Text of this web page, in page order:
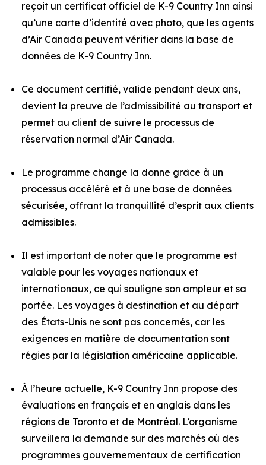
reçoit un certificat officiel de K-9 Country Inn ainsi
qu’une carte d’identité avec photo, que les agents
d’Air Canada peuvent vérifier dans la base de
données de K-9 Country Inn.
Ce document certifié, valide pendant deux ans,
devient la preuve de l’admissibilité au transport et
permet au client de suivre le processus de
réservation normal d’Air Canada.
Le programme change la donne grâce à un
processus accéléré et à une base de données
sécurisée, offrant la tranquillité d’esprit aux clients
admissibles.
Il est important de noter que le programme est
valable pour les voyages nationaux et
internationaux, ce qui souligne son ampleur et sa
portée. Les voyages à destination et au départ
des États-Unis ne sont pas concernés, car les
exigences en matière de documentation sont
régies par la législation américaine applicable.
À l’heure actuelle, K-9 Country Inn propose des
évaluations en français et en anglais dans les
régions de Toronto et de Montréal. L’organisme
surveillera la demande sur des marchés où des
programmes gouvernementaux de certification